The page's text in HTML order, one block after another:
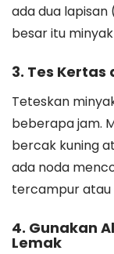
ada dua
besar itu
3. Tes Kertas
Teteskan
beberapa jam.
bercak kuning
ada noda
tercampur atau
4. Gunakan
Lemak